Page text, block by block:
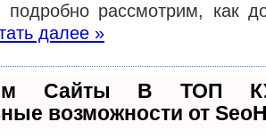
рассмотрим, как
далее »
Сайты В ТОП
возможности от